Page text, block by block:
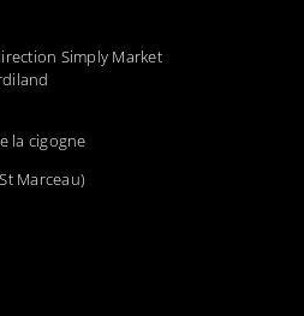
Simply Market
la cigogne
Marceau)